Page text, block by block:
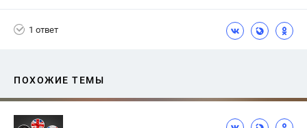
1 ответ
ПОХОЖИЕ ТЕМЫ